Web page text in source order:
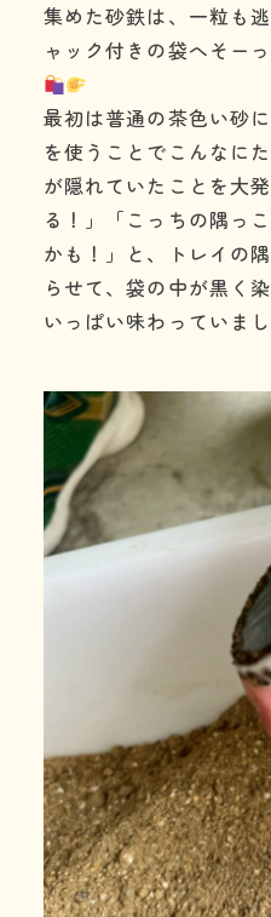
集めた砂鉄は、一粒も
ャック付きの袋へそー
最初は普通の茶色い砂
を使うことでこんなに
が隠れていたことを大
る！」「こっちの隅っ
かも！」と、トレイの
らせて、袋の中が黒く
いっぱい味わっていまし